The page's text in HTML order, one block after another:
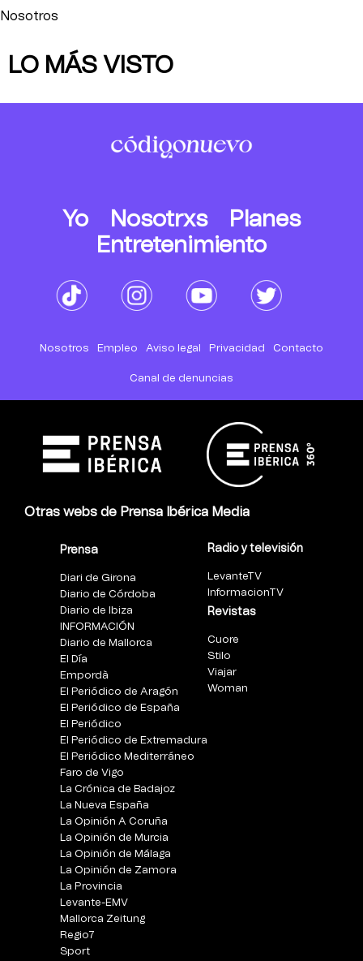
Nosotros
LO MÁS VISTO
Yo Nosotrxs
Planes
Entretenimiento
Nosotros Empleo Aviso legal Privacidad Contacto
Canal de denuncias
Otras webs de Prensa Ibérica Media
Prensa
Diari de Girona
Diario de Córdoba
Diario de Ibiza
INFORMACIÓN
Diario de Mallorca
El Día
Empordà
El Periódico de Aragón
El Periódico de España
El Periódico
El Periódico de Extremadura
El Periódico Mediterráneo
Faro de Vigo
La Crónica de Badajoz
La Nueva España
La Opinión A Coruña
La Opinión de Murcia
La Opinión de Málaga
La Opinión de Zamora
La Provincia
Levante-EMV
Mallorca Zeitung
Regio7
Sport
Radio y televisión
LevanteTV
InformacionTV
Revistas
Cuore
Stilo
Viajar
Woman